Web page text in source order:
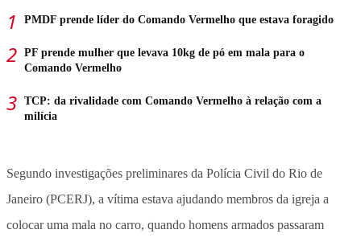
PMDF prende líder do Comando Vermelho que estava foragido
PF prende mulher que levava 10kg de pó em mala para o
Comando Vermelho
TCP: da rivalidade com Comando Vermelho à relação com a
milícia
Segundo investigações preliminares da Polícia Civil do Rio de
Janeiro (PCERJ), a vítima estava ajudando membros da igreja a
colocar uma mala no carro, quando homens armados passaram